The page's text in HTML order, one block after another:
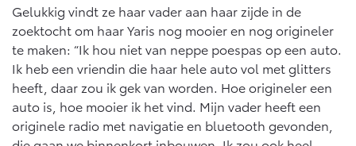
Gelukkig vindt ze haar vader aan haar zijde in de
zoektocht om haar Yaris nog mooier en nog origineler
te maken: “Ik hou niet van neppe poespas op een auto.
Ik heb een vriendin die haar hele auto vol met glitters
heeft, daar zou ik gek van worden. Hoe origineler een
auto is, hoe mooier ik het vind. Mijn vader heeft een
originele radio met navigatie en bluetooth gevonden,